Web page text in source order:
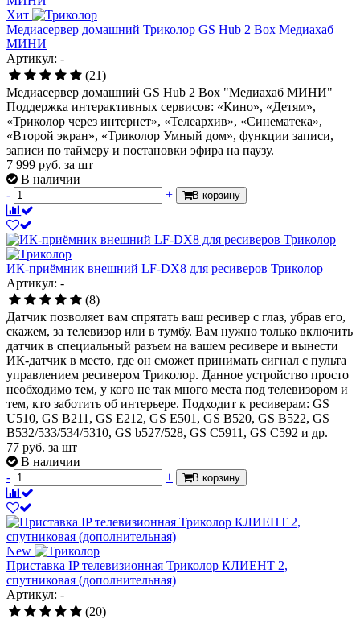
Хит
Медиасервер домашний Триколор GS Hub 2 Box Медиахаб
МИНИ
Артикул: -
(21)
Медиасервер домашний GS Hub 2 Box "Медиахаб МИНИ"
Поддержка интерактивных сервисов: «Кино», «Детям»,
«Триколор через интернет», «Телеархив», «Синематека»,
«Второй экран», «Триколор Умный дом», функции записи,
записи по таймеру и постановки эфира на паузу.
7 999 руб. за шт
В наличии
-
+ В корзину
ИК-приёмник внешний LF-DX8 для ресиверов Триколор
Артикул: -
(8)
Датчик позволяет вам спрятать ваш ресивер с глаз, убрав его,
скажем, за телевизор или в тумбу. Вам нужно только включить
датчик в специальный разъем на вашем ресивере и вынести
ИК-датчик в место, где он сможет принимать сигнал с пульта
управлением ресивером Триколор. Данное устройство просто
необходимо тем, у кого не так много места под телевизором и
тем, кто заботить об интерьере. Подходит к ресиверам: GS
U510, GS B211, GS E212, GS E501, GS B520, GS B522, GS
B532/533/534/5310, GS b527/528, GS C5911, GS C592 и др.
77 руб. за шт
В наличии
-
+ В корзину
New
Приставка IP телевизионная Триколор КЛИЕНТ 2,
спутниковая (дополнительная)
Артикул: -
(20)